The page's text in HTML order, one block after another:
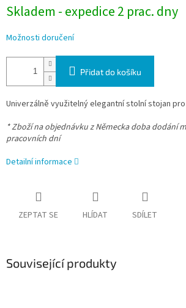
Skladem - expedice 2 prac. dny
Možnosti doručení
Přidat do košíku
Univerzálně využitelný elegantní stolní stojan
* Zboží na objednávku z Německa doba dodání
pracovních dní
Detailní informace
ZEPTAT SE HLÍDAT SDÍLET
Související produkty